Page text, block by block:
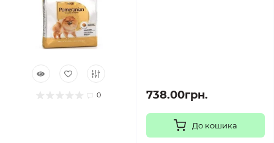
0 738.00грн.
До кошика